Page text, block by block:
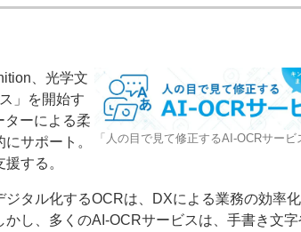
わせ
、光学文
」を開始す
ターによる柔
サポート。
する。
「人の目で見て修正するAI-OCRサービ
タル化するOCRは、DXによる業務の効率
し、多くのAI-OCRサービスは、手書き文